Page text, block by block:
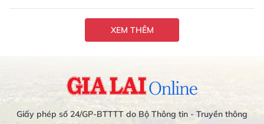
XEM THÊM
Giấy phép số 24/GP-BTTTT do Bộ Thông tin - Truyền thông